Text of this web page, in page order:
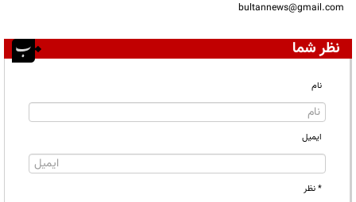
bultannews@gmail.com
نظر شما
نام
ایمیل
* نظر